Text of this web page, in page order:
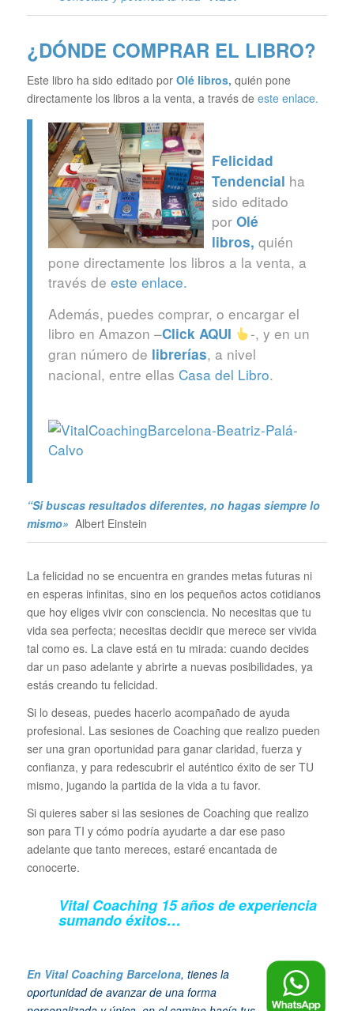
¿DÓNDE COMPRAR EL LIBRO?
Este libro ha sido editado por Olé libros, quién pone
directamente los libros a la venta, a través de este enlace.
Felicidad
Tendencial ha
sido editado
por Olé
libros, quién
pone directamente los libros a la venta, a
través de este enlace.
Además, puedes comprar, o encargar el
libro en Amazon –Click AQUI
-, y en un
gran número de librerías, a nivel
nacional, entre ellas Casa del Libro.
“Si buscas resultados diferentes, no hagas siempre lo
mismo» Albert Einstein
La felicidad no se encuentra en grandes metas futuras ni
en esperas infinitas, sino en los pequeños actos cotidianos
que hoy eliges vivir con consciencia. No necesitas que tu
vida sea perfecta; necesitas decidir que merece ser vivida
tal como es. La clave está en tu mirada: cuando decides
dar un paso adelante y abrirte a nuevas posibilidades, ya
estás creando tu felicidad.
Si lo deseas, puedes hacerlo acompañado de ayuda
profesional. Las sesiones de Coaching que realizo pueden
ser una gran oportunidad para ganar claridad, fuerza y
confianza, y para redescubrir el auténtico éxito de ser TU
mismo, jugando la partida de la vida a tu favor.
Si quieres saber si las sesiones de Coaching que realizo
son para TI y cómo podría ayudarte a dar ese paso
adelante que tanto mereces, estaré encantada de
conocerte.
Vital Coaching 15 años de experiencia
sumando éxitos…
En Vital Coaching Barcelona, tienes la
oportunidad de avanzar de una forma